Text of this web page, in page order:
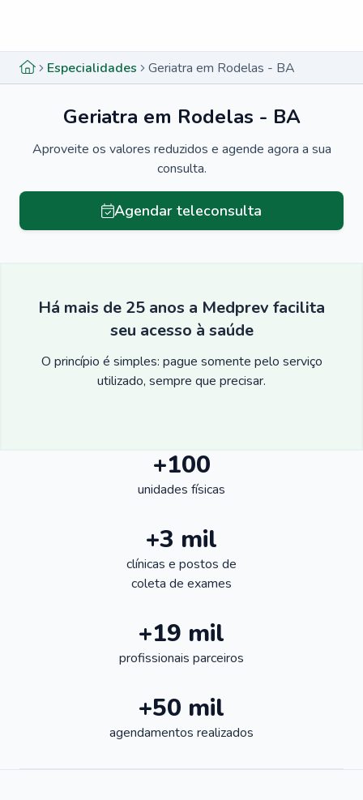
Especialidades Geriatra em Rodelas - BA
Geriatra em Rodelas - BA
Aproveite os valores reduzidos e agende agora a sua
consulta.
Agendar teleconsulta
Há mais de 25 anos a Medprev facilita
seu acesso à saúde
O princípio é simples: pague somente pelo serviço
utilizado, sempre que precisar.
+100
unidades físicas
+3 mil
clínicas e postos de
coleta de exames
+19 mil
profissionais parceiros
+50 mil
agendamentos realizados